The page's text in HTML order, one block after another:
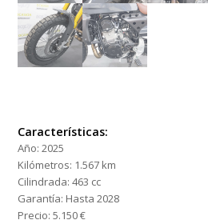
Características:
Año: 2025
Kilómetros: 1.567 km
Cilindrada: 463 cc
Garantía: Hasta 2028
Precio: 5.150 €